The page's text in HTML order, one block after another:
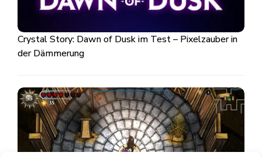
Crystal Story: Dawn of Dusk im Test – Pixelzauber in
der Dämmerung